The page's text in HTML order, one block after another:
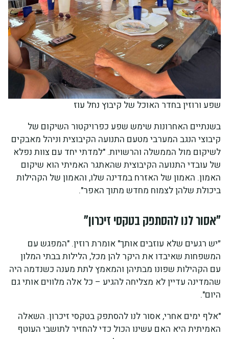
שפע ורוזין בחדר האוכל של קיבוץ נחל עוז
בשנתיים האחרונות שימש שפע כפרויקטור השיקום של
קיבוצי הנגב המערבי מטעם התנועה הקיבוצית וניהל מאבקים
לשיקום מול הממשלה והרשויות. "למדתי יחד עם צוות נפלא
של עובדי התנועה הקיבוצית שהאתגר האמיתי הוא שיקום
האמון. האמון של האזרח במדינה שלו, והאמון של הקהילות
ביכולת שלהן לצמוח מחדש מתוך האפר".
"אסור לנו להסתפק בטקסי זיכרון"
״יש רגעים שלא עוזבים אותך" אומרת רוזין. "המפגש עם
המשפחות שאיבדו את היקר להן מכל, הלילות בבתי המלון
עם הקהילות שפונו מבתיהן והמאמץ לתת מענה כשנדמה היה
שהמדינה עדיין לא מצליחה להגיע – כל אלה מלווים אותי גם
היום".
"אלף ימים אחרי, אסור לנו להסתפק בטקסי זיכרון. השאלה
האמיתית היא האם עשינו הכול כדי להחזיר לתושבי העוטף